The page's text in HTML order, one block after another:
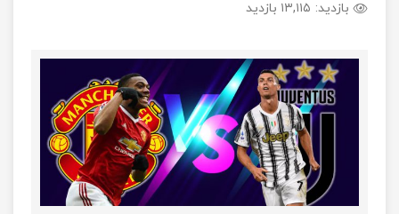
بازدید: ۱۳,۱۱۵ بازدید